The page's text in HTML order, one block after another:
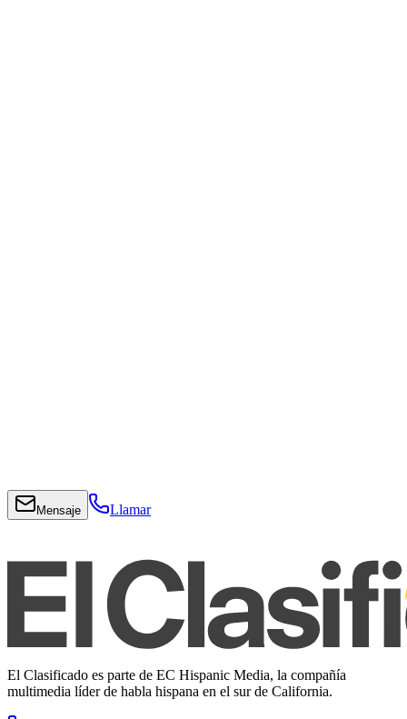
Mensaje Llamar
El Clasificado es parte de EC Hispanic Media, la compañía
multimedia líder de habla hispana en el sur de California.